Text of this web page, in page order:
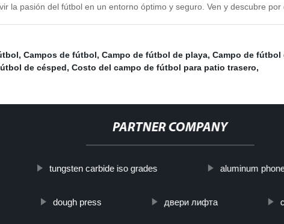
la pasión del fútbol en un entorno óptimo y seguro. Ven y descubre
, Campos de fútbol, Campo de fútbol de playa, Campo de fútbol
de césped, Costo del campo de fútbol para patio trasero,
PARTNER COMPANY
tungsten carbide iso grades aluminum
dough press двери лифта